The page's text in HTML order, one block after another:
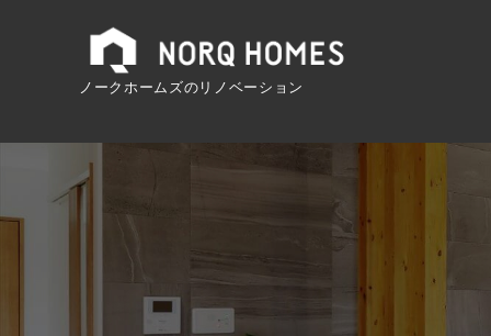
ノークホームズのリノベーション